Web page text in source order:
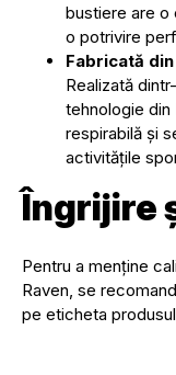
bustiere are o
o potrivire
Fabricată
Realizată
tehnologie din
respirabilă și
activitățile
Îngrijire
Pentru a menține
Raven, se
pe eticheta